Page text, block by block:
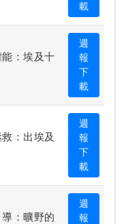
載
能：埃及十
週
報
下
載
：出埃及
週
報
下
載
導：曠野的
週
報